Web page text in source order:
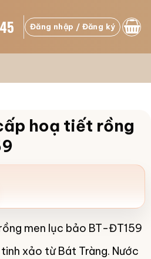
Đăng nhập / Đăng ký
hoạ tiết rồng
men lục bảo BT-ĐT159
xảo từ Bát Tràng. Nước